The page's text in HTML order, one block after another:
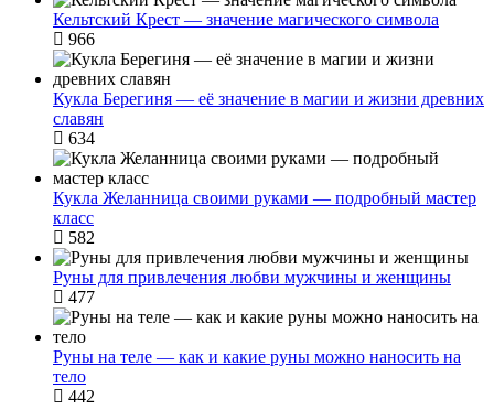
Кельтский Крест — значение магического символа
966
Кукла Берегиня — её значение в магии и жизни древних
славян
634
Кукла Желанница своими руками — подробный мастер
класс
582
Руны для привлечения любви мужчины и женщины
477
Руны на теле — как и какие руны можно наносить на
тело
442